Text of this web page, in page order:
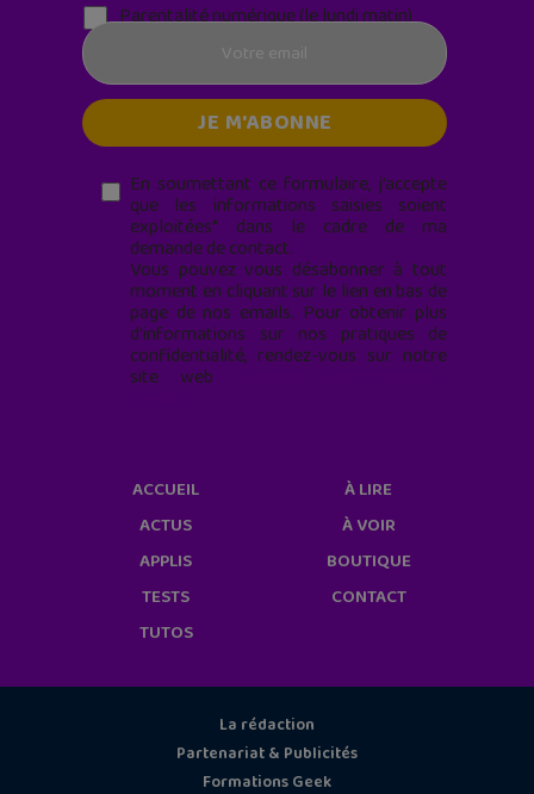
Parentalité numérique (le lundi matin)
En soumettant ce formulaire, j’accepte
que les informations saisies soient
exploitées* dans le cadre de ma
demande de contact.
Vous pouvez vous désabonner à tout
moment en cliquant sur le lien en bas de
page de nos emails. Pour obtenir plus
d'informations sur nos pratiques de
confidentialité, rendez-vous sur notre
site web
ACCUEIL
ACTUS
APPLIS
TESTS
TUTOS
À LIRE
À VOIR
BOUTIQUE
CONTACT
La rédaction
Partenariat & Publicités
Formations Geek